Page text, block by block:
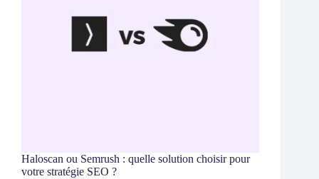
Haloscan ou Semrush : quelle solution choisir pour
votre stratégie SEO ?